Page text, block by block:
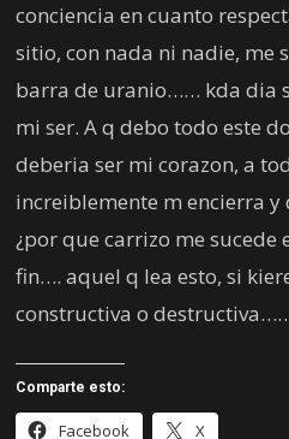
conciencia en cuanto
sitio, con nada ni nadie, me
barra de uranio…… kda dia
mi ser. A q debo todo este
deberia ser mi corazon, a
increiblemente m encierra
¿por que carrizo me
fin…. aquel q lea esto, si
constructiva o
Comparte esto:
Facebook X